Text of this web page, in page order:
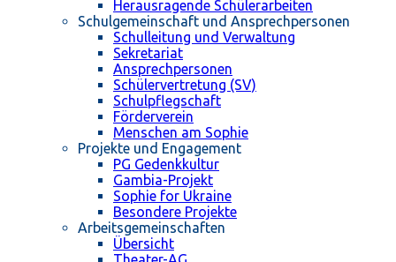
Herausragende Schülerarbeiten
Schulgemeinschaft und Ansprechpersonen
Schulleitung und Verwaltung
Sekretariat
Ansprechpersonen
Schülervertretung (SV)
Schulpflegschaft
Förderverein
Menschen am Sophie
Projekte und Engagement
PG Gedenkkultur
Gambia-Projekt
Sophie for Ukraine
Besondere Projekte
Arbeitsgemeinschaften
Übersicht